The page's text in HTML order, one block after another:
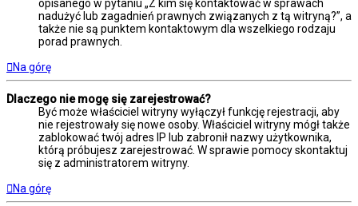
opisanego w pytaniu „Z kim się kontaktować w sprawach
nadużyć lub zagadnień prawnych związanych z tą witryną?”, a
także nie są punktem kontaktowym dla wszelkiego rodzaju
porad prawnych.
Na górę
Dlaczego nie mogę się zarejestrować?
Być może właściciel witryny wyłączył funkcję rejestracji, aby
nie rejestrowały się nowe osoby. Właściciel witryny mógł także
zablokować twój adres IP lub zabronił nazwy użytkownika,
którą próbujesz zarejestrować. W sprawie pomocy skontaktuj
się z administratorem witryny.
Na górę